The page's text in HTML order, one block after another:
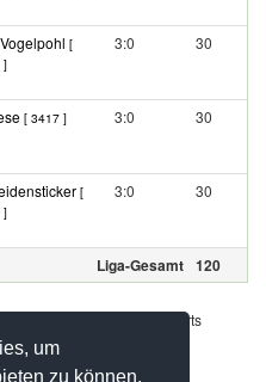
um
zu können.
[
]
3:0 30
[ 3417 ] 3:0 30
[
]
3:0 30
Liga-Gesamt 120
des deutschen Squashsports